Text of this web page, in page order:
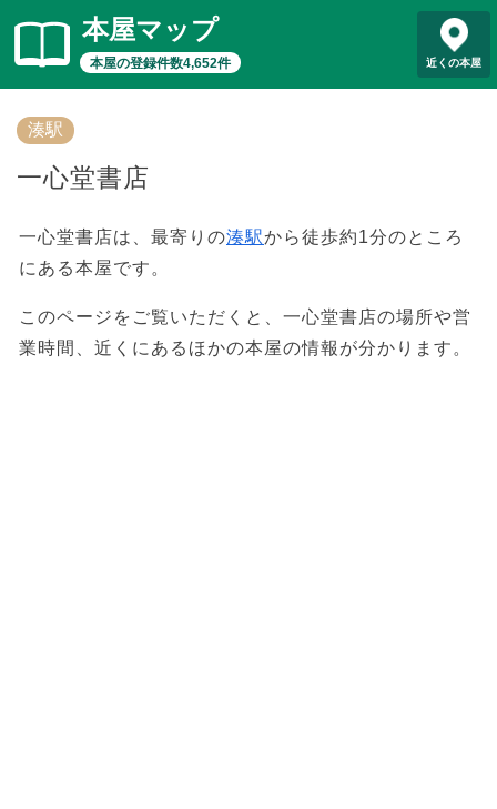
本屋マップ
本屋の登録件数4,652件 近くの本屋
湊駅
一心堂書店
一心堂書店は、最寄りの湊駅から徒歩約1分のところ
にある本屋です。
このページをご覧いただくと、一心堂書店の場所や営
業時間、近くにあるほかの本屋の情報が分かります。